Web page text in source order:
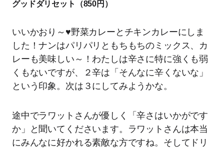
グッドダリセット（850円）
いいかおり～♥野菜カレーとチキンカレーにしま
した！ナンはパリパリともちもちのミックス、カ
レーも美味しい～！わたしは辛さに特に強くも弱
くもないですが、２辛は「そんなに辛くないな」
という印象。次は３にしてみようかな。
途中でラワットさんが優しく「辛さはいかがです
か」と聞いてくださいます。ラワットさんは本当
にみんなに好かれる素敵な方ですね。そしてドリ